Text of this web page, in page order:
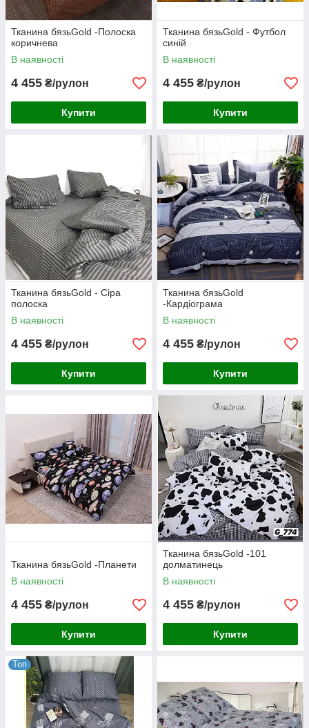
Тканина бязьGold -Полоска
коричнева
В наявності
4 455 ₴/рулон
Купити
Тканина бязьGold - Футбол
синій
В наявності
4 455 ₴/рулон
Купити
Тканина бязьGold - Сіра
полоска
В наявності
4 455 ₴/рулон
Купити
Тканина бязьGold
-Кардіограма
В наявності
4 455 ₴/рулон
Купити
Тканина бязьGold -Планети
В наявності
4 455 ₴/рулон
Купити
Тканина бязьGold -101
долматинець
В наявності
4 455 ₴/рулон
Купити
Топ